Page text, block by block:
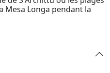
Mesa Longa pendant la